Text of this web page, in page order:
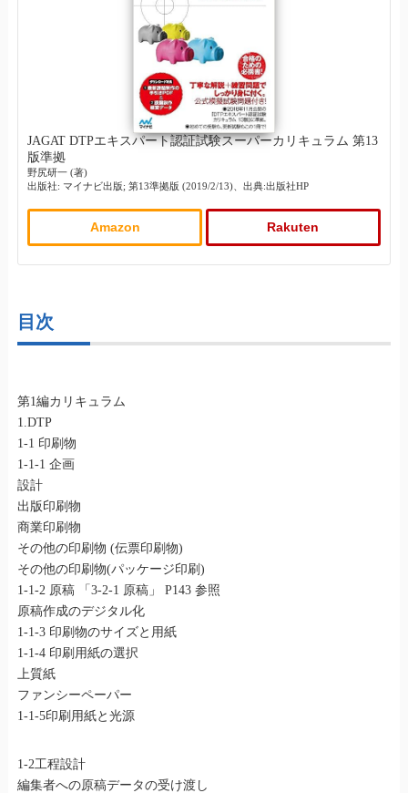
JAGAT DTPエキスパート認証試験スーパーカリキュラム 第13
版準拠
野尻研一 (著)
出版社: マイナビ出版; 第13準拠版 (2019/2/13)、出典:出版社HP
Amazon Rakuten
目次
第1編カリキュラム
1.DTP
1-1 印刷物
1-1-1 企画
設計
出版印刷物
商業印刷物
その他の印刷物 (伝票印刷物)
その他の印刷物(パッケージ印刷)
1-1-2 原稿 「3-2-1 原稿」 P143 参照
原稿作成のデジタル化
1-1-3 印刷物のサイズと用紙
1-1-4 印刷用紙の選択
上質紙
ファンシーペーパー
1-1-5印刷用紙と光源
1-2工程設計
編集者への原稿データの受け渡し